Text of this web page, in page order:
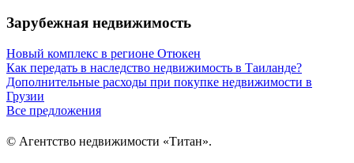
Зарубежная недвижимость
Новый комплекс в регионе Отюкен
Как передать в наследство недвижимость в Таиланде?
Дополнительные расходы при покупке недвижимости в
Грузии
Все предложения
© Агентство недвижимости «Титан».